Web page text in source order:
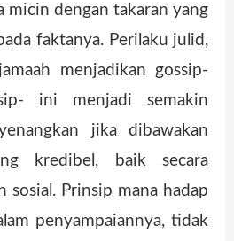
micin dengan takaran yang
faktanya. Perilaku julid,
menjadikan gossip-
ini menjadi semakin
jika dibawakan
kredibel, baik secara
sosial. Prinsip mana hadap
penyampaiannya, tidak